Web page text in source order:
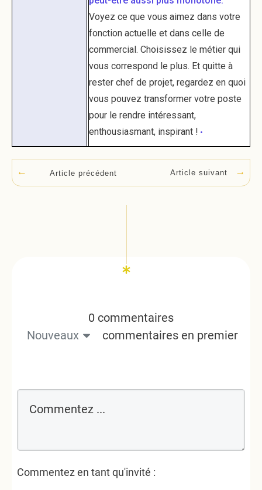
Voyez ce que vous aimez dans votre
fonction actuelle et dans celle de
commercial. Choisissez le métier qui
vous correspond le plus. Et quitte à
rester chef de projet, regardez en quoi
vous pouvez transformer votre poste
pour le rendre intéressant,
enthousiasmant, inspirant ! •
Article précédent Article suivant
0 commentaires
Nouveaux
commentaires en premier
Commentez en tant qu'invité :